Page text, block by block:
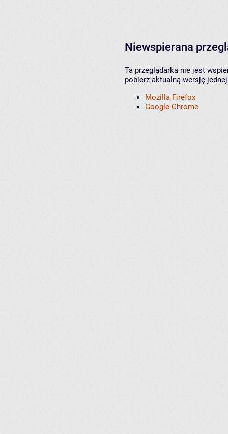
Niewspierana
Ta przeglądarka nie jest
pobierz aktualną wersję
Mozilla Firefox
Google Chrome